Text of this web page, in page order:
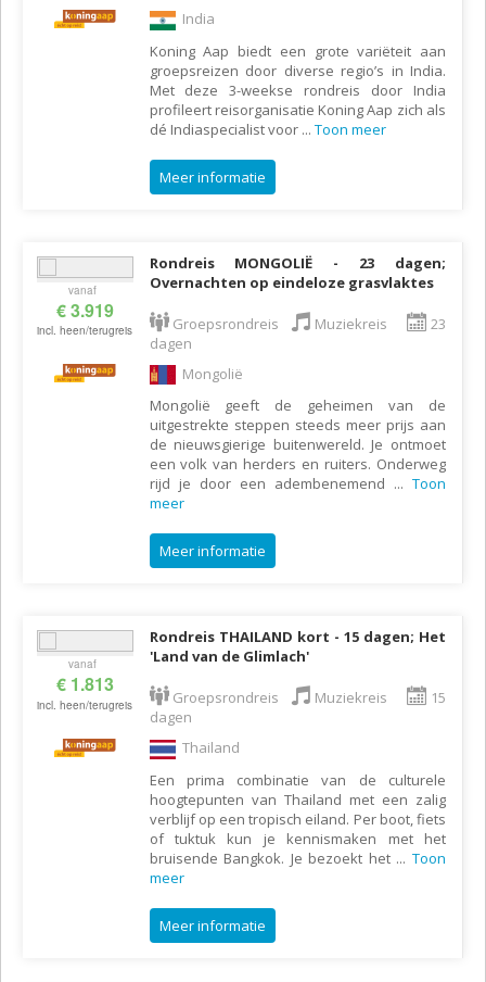
India
Koning Aap biedt een grote variëteit aan
groepsreizen door diverse regio’s in India.
Met deze 3-weekse rondreis door India
profileert reisorganisatie Koning Aap zich als
dé Indiaspecialist voor ... Toon meer
Meer informatie
vanaf
€ 3.919
incl. heen/terugreis
Rondreis MONGOLIË - 23 dagen;
Overnachten op eindeloze grasvlaktes
Groepsrondreis Muziekreis
23
dagen
Mongolië
Mongolië geeft de geheimen van de
uitgestrekte steppen steeds meer prijs aan
de nieuwsgierige buitenwereld. Je ontmoet
een volk van herders en ruiters. Onderweg
rijd je door een adembenemend ... Toon
meer
Meer informatie
vanaf
€ 1.813
incl. heen/terugreis
Rondreis THAILAND kort - 15 dagen; Het
'Land van de Glimlach'
Groepsrondreis Muziekreis
15
dagen
Thailand
Een prima combinatie van de culturele
hoogtepunten van Thailand met een zalig
verblijf op een tropisch eiland. Per boot, fiets
of tuktuk kun je kennismaken met het
bruisende Bangkok. Je bezoekt het ... Toon
meer
Meer informatie